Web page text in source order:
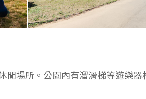
閒場所。公園內有溜滑梯等遊樂器